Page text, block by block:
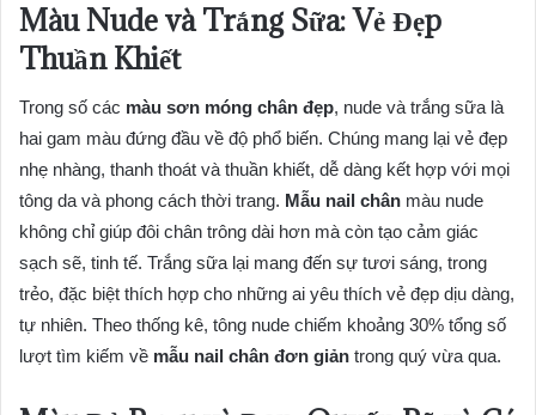
Màu Nude và Trắng Sữa: Vẻ Đẹp
Thuần Khiết
Trong số các màu sơn móng chân đẹp, nude và trắng sữa là
hai gam màu đứng đầu về độ phổ biến. Chúng mang lại vẻ đẹp
nhẹ nhàng, thanh thoát và thuần khiết, dễ dàng kết hợp với mọi
tông da và phong cách thời trang. Mẫu nail chân màu nude
không chỉ giúp đôi chân trông dài hơn mà còn tạo cảm giác
sạch sẽ, tinh tế. Trắng sữa lại mang đến sự tươi sáng, trong
trẻo, đặc biệt thích hợp cho những ai yêu thích vẻ đẹp dịu dàng,
tự nhiên. Theo thống kê, tông nude chiếm khoảng 30% tổng số
lượt tìm kiếm về mẫu nail chân đơn giản trong quý vừa qua.